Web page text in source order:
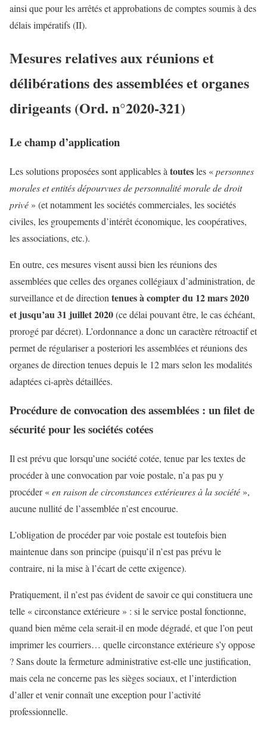
ainsi que pour les arrêtés et approbations de comptes soumis à des
délais impératifs (II).
Mesures relatives aux réunions et
délibérations des assemblées et organes
dirigeants (Ord. n°2020-321)
Le champ d’application
Les solutions proposées sont applicables à toutesles «personnes
morales et entités dépourvues de personnalité morale de droit
privé » (et notamment les sociétés commerciales, les sociétés
civiles, les groupements d’intérêt économique, les coopératives,
les associations, etc.).
En outre, ces mesures visent aussi bien les réunions des
assemblées que celles des organes collégiaux d’administration, de
surveillance et de direction tenues à compter du 12 mars 2020
et jusqu’au 31 juillet 2020(ce délai pouvant être, le cas échéant,
prorogé par décret). L’ordonnance a donc un caractère rétroactif et
permet de régulariser a posteriori les assemblées et réunions des
organes de direction tenues depuis le 12 mars selon les modalités
adaptées ci-après détaillées.
Procédure de convocation des assemblées : un filet de
sécurité pour les sociétés cotées
Il est prévu que lorsqu’une société cotée, tenue par les textes de
procéder à une convocation par voie postale, n’a pas pu y
procéder «en raison de circonstances extérieures à la société »,
aucune nullité de l’assemblée n’est encourue.
L’obligation de procéder par voie postale est toutefois bien
maintenue dans son principe (puisqu’il n’est pas prévu le
contraire, ni la mise à l’écart de cette exigence).
Pratiquement, il n’est pas évident de savoir ce qui constituera une
telle « circonstance extérieure » : si le service postal fonctionne,
quand bien même cela serait-il en mode dégradé, et que l’on peut
imprimer les courriers… quelle circonstance extérieure s’y oppose
? Sans doute la fermeture administrative est-elle une justification,
mais cela ne concerne pas les sièges sociaux, et l’interdiction
d’aller et venir connaît une exception pour l’activité
professionnelle.